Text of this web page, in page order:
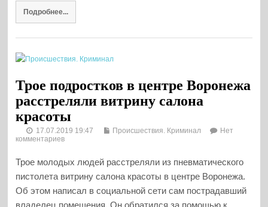
Подробнее...
Трое подростков в центре Воронежа
расстреляли витрину салона
красоты
17.07.2019 19:47 Происшествия. Криминал
Нет
комментариев
Трое молодых людей расстреляли из пневматического
пистолета витрину салона красоты в центре Воронежа.
Об этом написал в социальной сети сам пострадавший